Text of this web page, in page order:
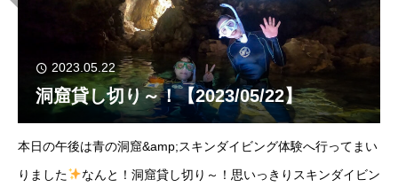
2023.05.22
洞窟貸し切り～！【2023/05/22】
本日の午後は青の洞窟&amp;スキンダイビング体験へ行ってまい
りました
なんと！洞窟貸し切り～！思いっきりスキンダイビン